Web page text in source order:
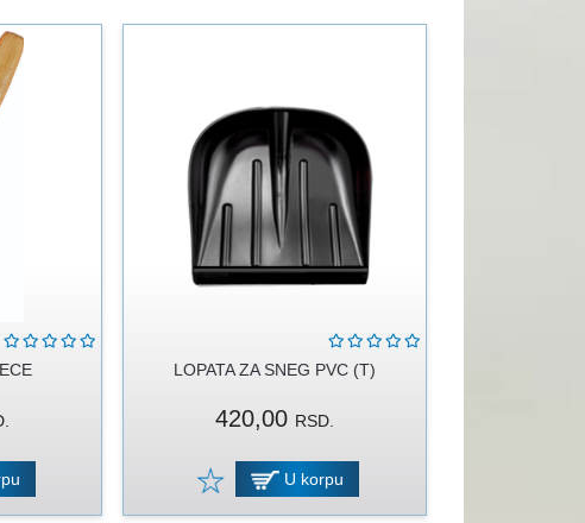
LOPATA ZA SNEG PVC (T)
420,00 RSD.
U korpu